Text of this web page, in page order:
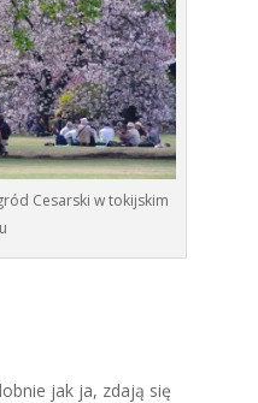
Cesarski w tokijskim
jak ja, zdają się